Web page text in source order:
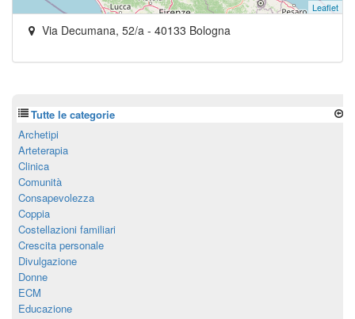
Leaflet
Via Decumana, 52/a - 40133 Bologna
Tutte le categorie
Archetipi
Arteterapia
Clinica
Comunità
Consapevolezza
Coppia
Costellazioni familiari
Crescita personale
Divulgazione
Donne
ECM
Educazione